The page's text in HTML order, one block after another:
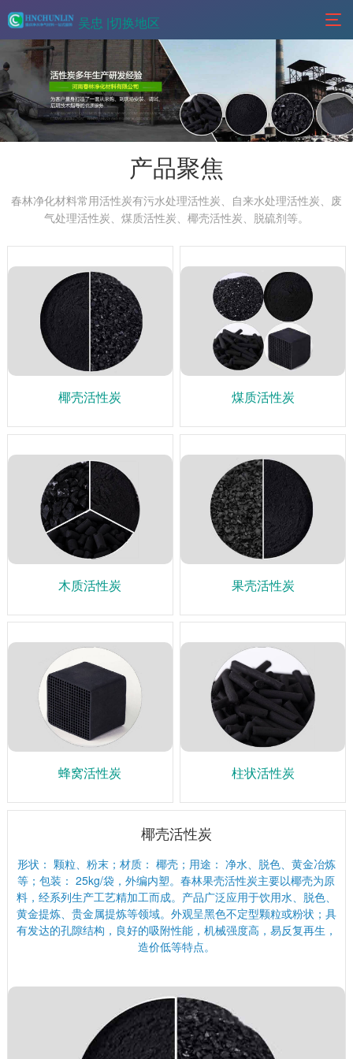
吴忠 |切换地区
产品聚焦
春林净化材料常用活性炭有污水处理活性炭、自来水处理活性炭、废
气处理活性炭、煤质活性炭、椰壳活性炭、脱硫剂等。
椰壳活性炭 煤质活性炭
木质活性炭 果壳活性炭
蜂窝活性炭 柱状活性炭
椰壳活性炭
形状： 颗粒、粉末；材质： 椰壳；用途： 净水、脱色、黄金冶炼
等；包装： 25kg/袋，外编内塑。春林果壳活性炭主要以椰壳为原
料，经系列生产工艺精加工而成。产品广泛应用于饮用水、脱色、
黄金提炼、贵金属提炼等领域。外观呈黑色不定型颗粒或粉状；具
有发达的孔隙结构，良好的吸附性能，机械强度高，易反复再生，
造价低等特点。